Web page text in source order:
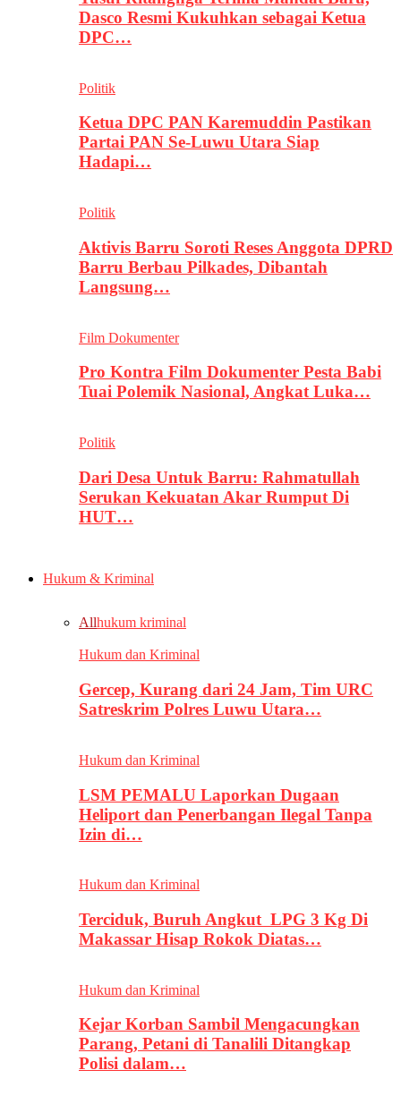
Dasco Resmi Kukuhkan sebagai Ketua
DPC…
Politik
Ketua DPC PAN Karemuddin Pastikan
Partai PAN Se-Luwu Utara Siap
Hadapi…
Politik
Aktivis Barru Soroti Reses Anggota DPRD
Barru Berbau Pilkades, Dibantah
Langsung…
Film Dokumenter
Pro Kontra Film Dokumenter Pesta Babi
Tuai Polemik Nasional, Angkat Luka…
Politik
Dari Desa Untuk Barru: Rahmatullah
Serukan Kekuatan Akar Rumput Di
HUT…
Hukum & Kriminal
Allhukum kriminal
Hukum dan Kriminal
Gercep, Kurang dari 24 Jam, Tim URC
Satreskrim Polres Luwu Utara…
Hukum dan Kriminal
LSM PEMALU Laporkan Dugaan
Heliport dan Penerbangan Ilegal Tanpa
Izin di…
Hukum dan Kriminal
Terciduk, Buruh Angkut LPG 3 Kg Di
Makassar Hisap Rokok Diatas…
Hukum dan Kriminal
Kejar Korban Sambil Mengacungkan
Parang, Petani di Tanalili Ditangkap
Polisi dalam…